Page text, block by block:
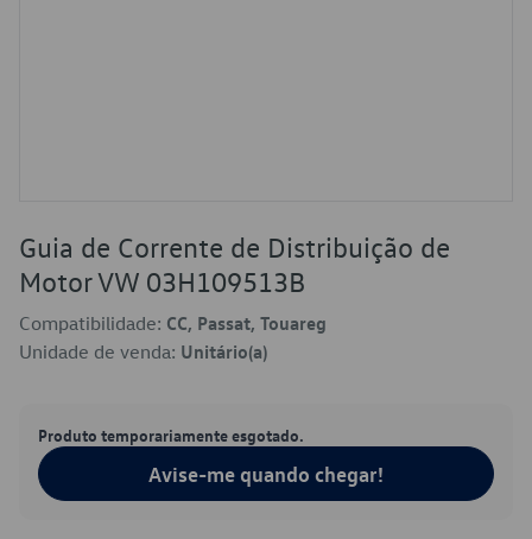
Guia de Corrente de Distribuição de
Motor VW 03H109513B
Compatibilidade: CC, Passat, Touareg
Unidade de venda: Unitário(a)
Produto temporariamente esgotado.
Avise-me quando chegar!